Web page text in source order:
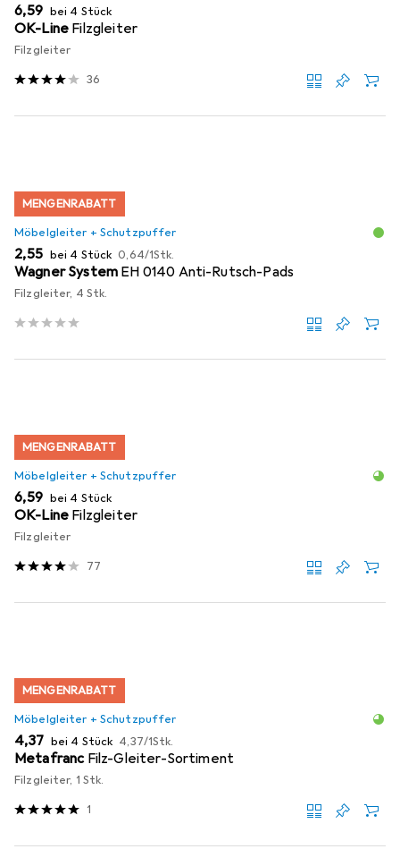
EUR
6,59 bei 4 Stück
OK-Line Filzgleiter
Filzgleiter
36
MENGENRABATT
Möbelgleiter + Schutzpuffer
EUR
2,55 bei 4 Stück EUR
0,64/1Stk.
Wagner System EH 0140 Anti-Rutsch-Pads
Filzgleiter, 4 Stk.
MENGENRABATT
Möbelgleiter + Schutzpuffer
EUR
6,59 bei 4 Stück
OK-Line Filzgleiter
Filzgleiter
77
MENGENRABATT
Möbelgleiter + Schutzpuffer
EUR
4,37 bei 4 Stück EUR
4,37/1Stk.
Metafranc Filz-Gleiter-Sortiment
Filzgleiter, 1 Stk.
1